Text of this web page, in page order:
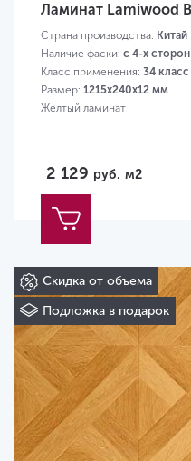
Ламинат Lamiwood
Страна производства: Китай
Наличие фаски: с 4-х сторон
Класс применения: 34 класс
Размер: 1215х240х12 мм
Желтый ламинат
2 129 руб. м2
Скидка от объема
Подложка в подарок